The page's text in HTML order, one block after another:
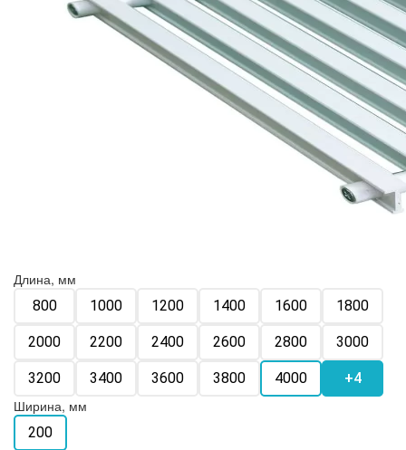
Длина, мм
800 1000 1200 1400 1600 1800
2000 2200 2400 2600 2800 3000
3200 3400 3600 3800 4000 +4
Ширина, мм
200